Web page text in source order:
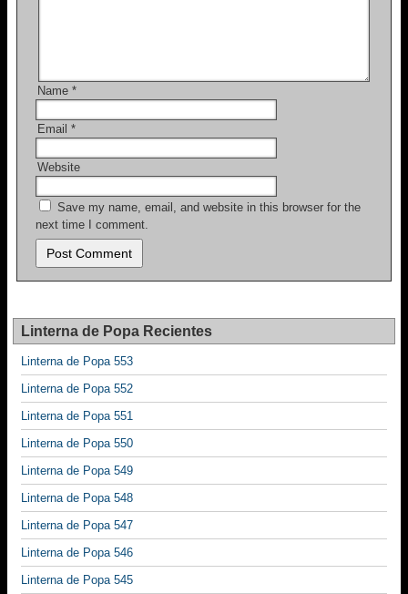
Name *
Email *
Website
Save my name, email, and website in this browser for the
next time I comment.
Linterna de Popa Recientes
Linterna de Popa 553
Linterna de Popa 552
Linterna de Popa 551
Linterna de Popa 550
Linterna de Popa 549
Linterna de Popa 548
Linterna de Popa 547
Linterna de Popa 546
Linterna de Popa 545